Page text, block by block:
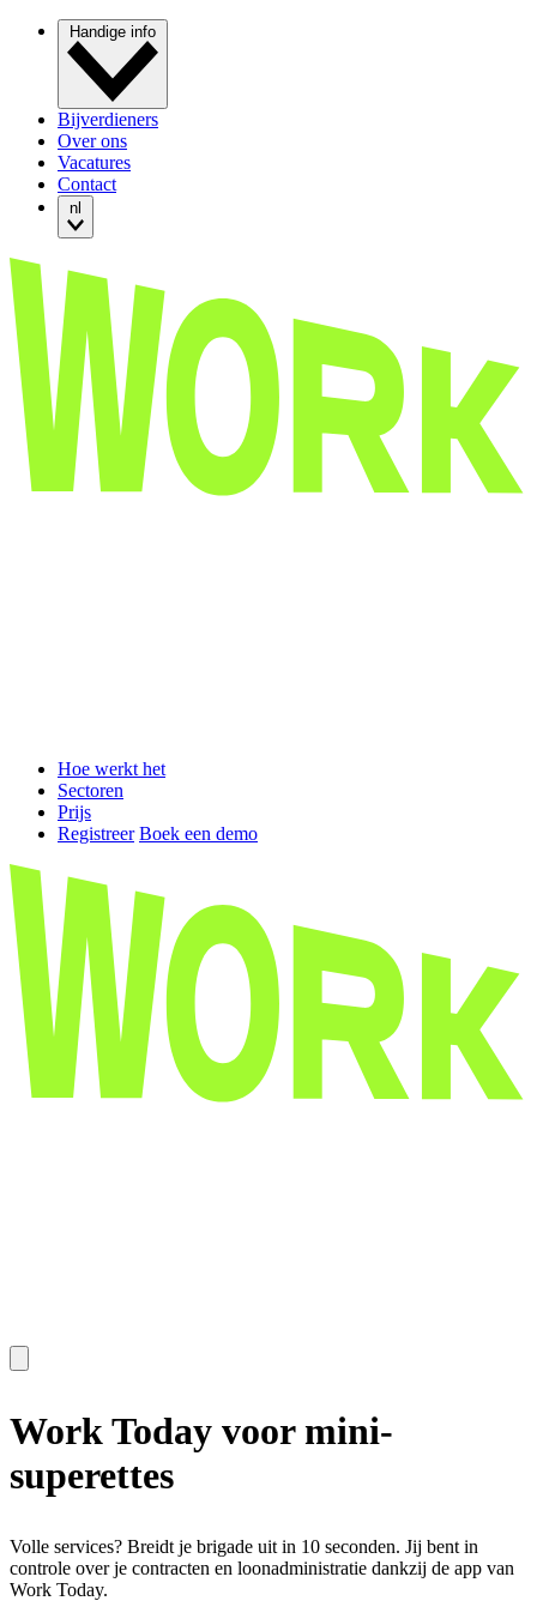
Handige info
Bijverdieners
Over ons
Vacatures
Contact
nl
Hoe werkt het
Sectoren
Prijs
Registreer Boek een demo
Work Today voormini-
superettes
Volle services? Breidt je brigade uit in 10 seconden. Jij bent in
controle over je contracten en loonadministratie dankzij de app van
Work Today.